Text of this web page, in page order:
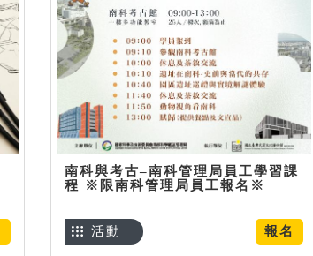
南科與考古–南科管理局員工學習課
程 ※限南科管理局員工報名※
報名
活動